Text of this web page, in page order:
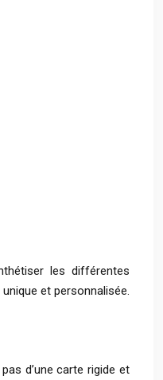
les différentes
et personnalisée.
d’une carte rigide et